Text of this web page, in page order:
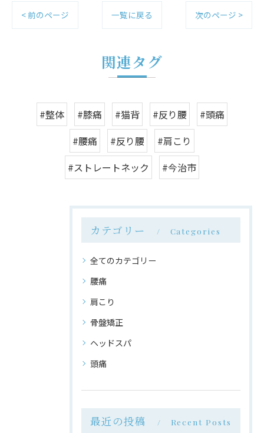
< 前のページ 一覧に戻る 次のページ >
関連タグ
#整体 #膝痛 #猫背 #反り腰
#頭痛
#腰痛
#反り腰
#肩こり
#ストレートネック
#今治市
カテゴリー Categories
全てのカテゴリー
腰痛
肩こり
骨盤矯正
ヘッドスパ
頭痛
最近の投稿 Recent Posts